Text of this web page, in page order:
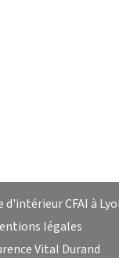
CFAI à
légales
Vital Durand